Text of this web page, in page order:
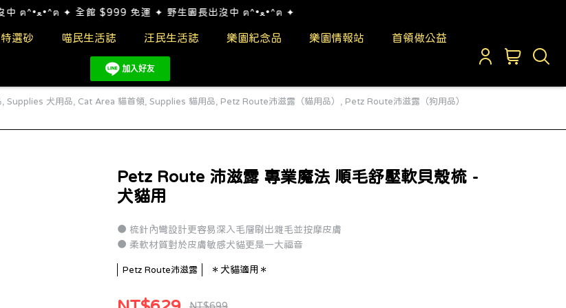
全館 $999 免運 ✦ 野生園長出沒中 ฅ^•ﻌ•^ฅ ✦ 全館 $999 免運 ✦ 野生園長出沒中 ฅ^•ﻌ•^ฅ ✦
選砂 喵民生活誌 汪民生活誌 樂園紀念品 樂園情報站 首領做公益
Supplies 犬用品 Cat Area 貓首領, Supplies 貓用品 Petz Route沛滋露（貓用品）
Petz Route沛滋露（狗用品）
Petz Route 沛滋露 專業魔法 順毛舒壓軟貝殼梳 -
犬貓用
● 梳針內彎設計更容易深入毛層刷出雜毛並按摩皮膚
● 柔軟材質對於皮膚敏感犬貓更是一大福音
Petz Route沛滋露 ＊犬貓適用＊